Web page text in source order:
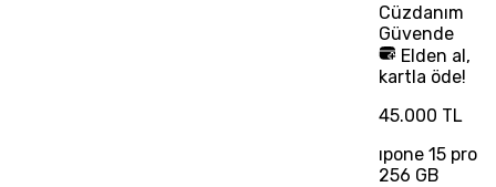
Cüzdanım
Güvende
Elden al,
kartla öde!
45.000 TL
ıpone 15 pro
256 GB